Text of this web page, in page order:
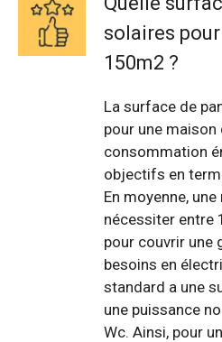
solaires
150m2 ?
La surface de
pour une maison
consommation
objectifs en
En moyenne,
nécessiter entre
pour couvrir une
besoins en
standard a une
une puissance
Wc. Ainsi, pour